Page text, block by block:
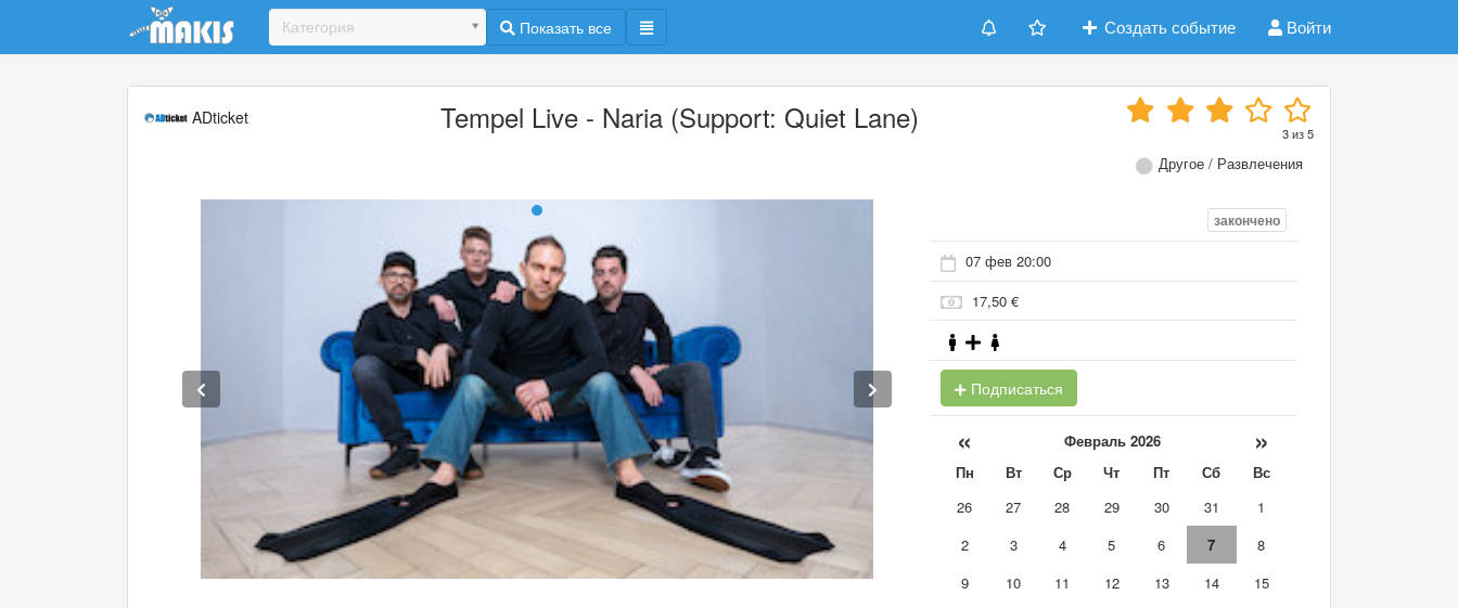
Update cookies preferences
Категория Показать все Создать событие Войти
ADticket Tempel Live - Naria (Support: Quiet Lane) 3из5
Другое / Развлечения
закончено
07 фев 20:00
17,50 €
Подписаться
« Февраль 2026 »
Пн Вт Ср Чт Пт Сб
Вс
26
27 28 29 30 31
1
2
3 4 5 6 7
8
9
10 11 12 13 14
15